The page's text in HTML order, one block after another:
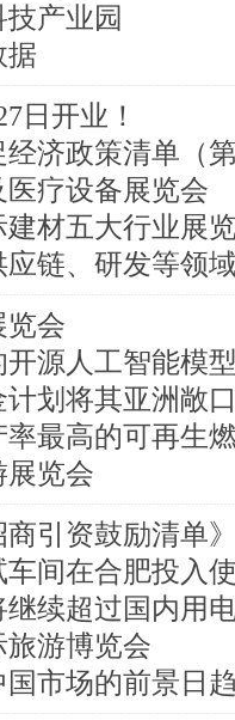
产业园
据
日开业！
经济政策清单（
疗设备展览会
材五大行业展
链、研发等领
览会
源人工智能模
划将其亚洲敞
最高的可再生
展览会
引资鼓励清单
间在合肥投入
续超过国内用
游博览会
市场的前景日